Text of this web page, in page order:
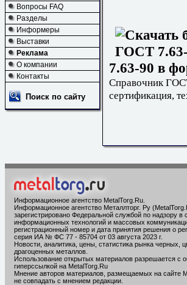
Вопросы FAQ
Разделы
Информеры
Выставки
Реклама
О компании
Контакты
Поиск по сайту
7.63-90 в
Справочник
сертификация,
Информационное агентство MetalTorg.Ru
Информационное агентство Металлторг. Ру
зарегистрировано Федеральной службой по надзору в
информационных технологий и массовых
регистрационный номер и дата принятия решения о
серия ИА № ФС 77 - 85704 от 03 августа 2023 г.
Новости, аналитика, цены, статистика рынка черных,
драгоценных металлов.
Использование открытых материалов разрешается с
гиперссылкой на MetalTorg.Ru
Мнение авторов материалов, размещаемых на сайте
не совпадать с мнением редакции.